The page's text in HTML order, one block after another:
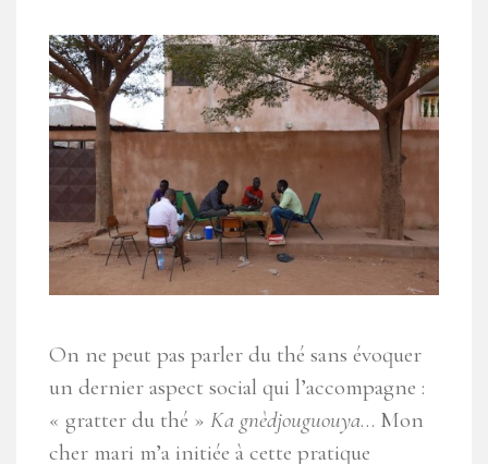
On ne peut pas parler du thé sans évoquer
un dernier aspect social qui l’accompagne :
« gratter du thé » Ka gnèdjouguouya… Mon
cher mari m’a initiée à cette pratique